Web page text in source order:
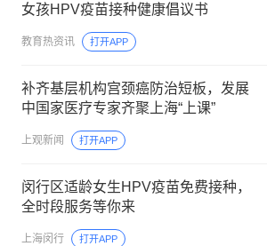
女孩HPV疫苗接种健康倡议书
教育热资讯 打开APP
补齐基层机构宫颈癌防治短板，发展
中国家医疗专家齐聚上海“上课”
上观新闻 打开APP
闵行区适龄女生HPV疫苗免费接种，
全时段服务等你来
上海闵行 打开APP